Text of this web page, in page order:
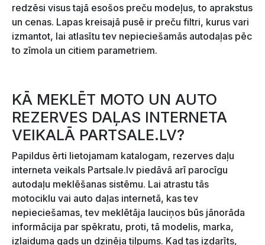
redzēsi visus tajā esošos preču modeļus, to aprakstus
un cenas. Lapas kreisajā pusē ir preču filtri, kurus vari
izmantot, lai atlasītu tev nepieciešamās autodaļas pēc
to zīmola un citiem parametriem.
KĀ MEKLĒT MOTO UN AUTO
REZERVES DAĻAS INTERNETA
VEIKALĀ PARTSALE.LV?
Papildus ērti lietojamam katalogam, rezerves daļu
interneta veikals Partsale.lv piedāvā arī parocīgu
autodaļu meklēšanas sistēmu. Lai atrastu tās
motociklu vai auto daļas internetā, kas tev
nepieciešamas, tev meklētāja lauciņos būs jānorāda
informācija par spēkratu, proti, tā modelis, marka,
izlaiduma gads un dzinēja tilpums. Kad tas izdarīts,